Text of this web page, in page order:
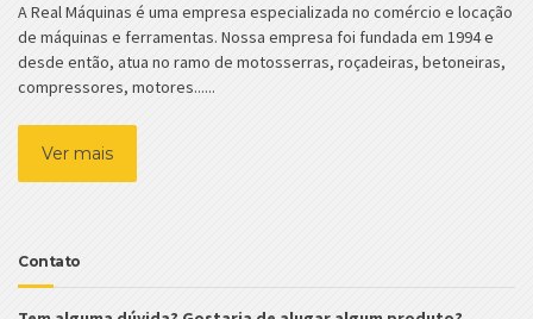
A Real Máquinas é uma empresa especializada no comércio e locação
de máquinas e ferramentas. Nossa empresa foi fundada em 1994 e
desde então, atua no ramo de motosserras, roçadeiras, betoneiras,
compressores, motores......
Ver mais
Contato